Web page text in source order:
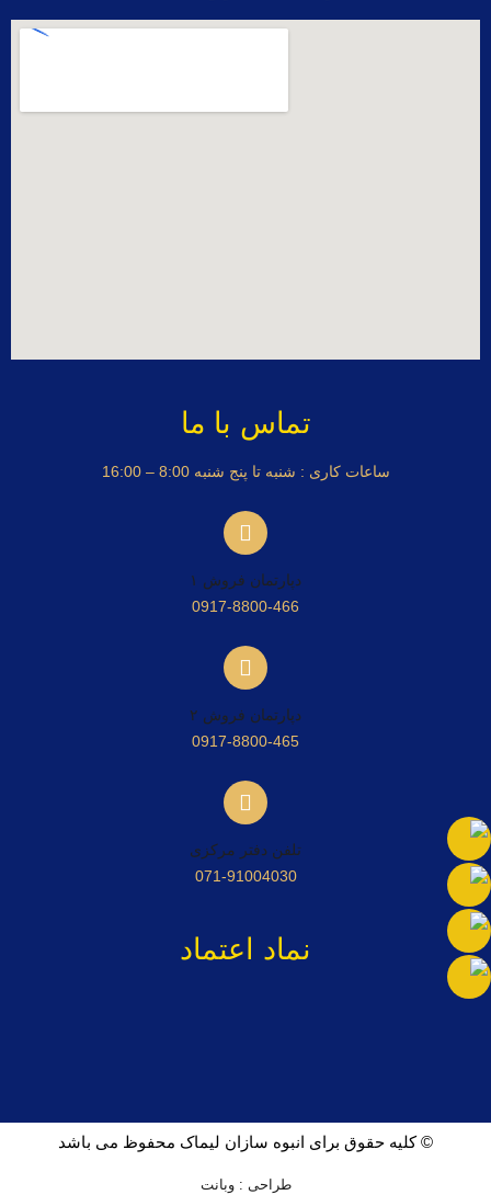
تماس با ما
ساعات کاری : شنبه تا پنج شنبه 8:00 – 16:00
دپارتمان فروش ۱
0917-8800-466
دپارتمان فروش ۲
0917-8800-465
تلفن دفتر مرکزی
071-91004030
نماد اعتماد
© کلیه حقوق برای انبوه سازان لیماک محفوظ می باشد
طراحی : وبانت